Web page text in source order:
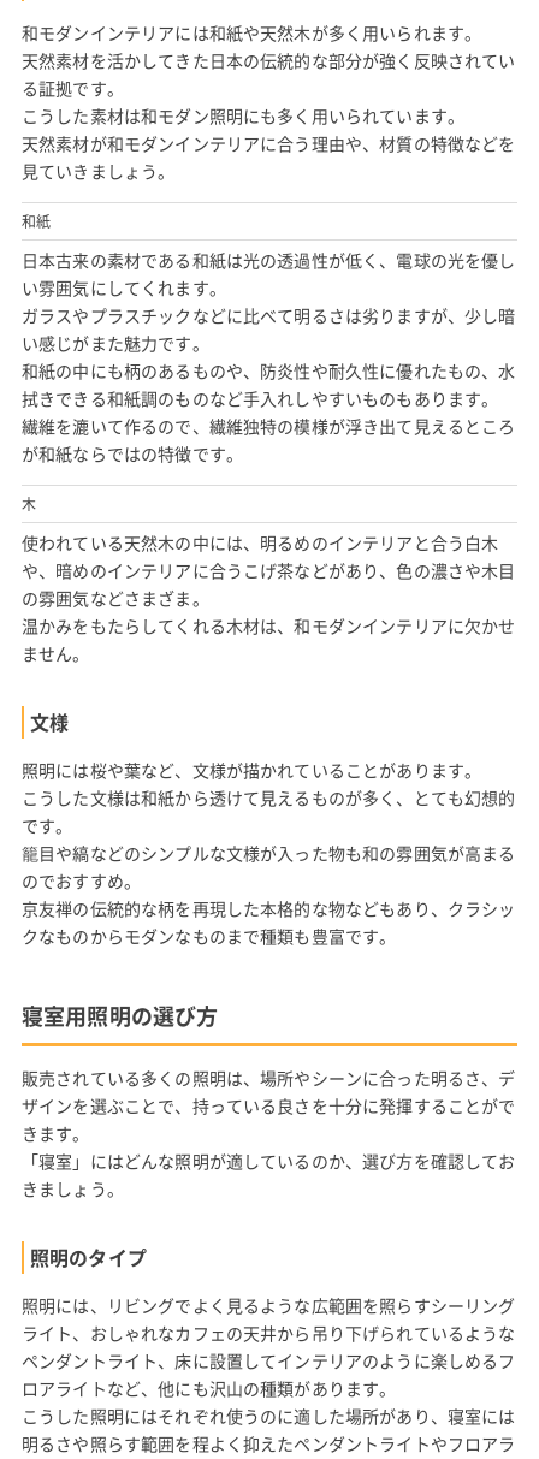
和モダンインテリアには和紙や天然木が多く用いられます。
天然素材を活かしてきた日本の伝統的な部分が強く反映されてい
る証拠です。
こうした素材は和モダン照明にも多く用いられています。
天然素材が和モダンインテリアに合う理由や、材質の特徴などを
見ていきましょう。
和紙
日本古来の素材である和紙は光の透過性が低く、電球の光を優し
い雰囲気にしてくれます。
ガラスやプラスチックなどに比べて明るさは劣りますが、少し暗
い感じがまた魅力です。
和紙の中にも柄のあるものや、防炎性や耐久性に優れたもの、水
拭きできる和紙調のものなど手入れしやすいものもあります。
繊維を漉いて作るので、繊維独特の模様が浮き出て見えるところ
が和紙ならではの特徴です。
木
使われている天然木の中には、明るめのインテリアと合う白木
や、暗めのインテリアに合うこげ茶などがあり、色の濃さや木目
の雰囲気などさまざま。
温かみをもたらしてくれる木材は、和モダンインテリアに欠かせ
ません。
文様
照明には桜や葉など、文様が描かれていることがあります。
こうした文様は和紙から透けて見えるものが多く、とても幻想的
です。
籠目や縞などのシンプルな文様が入った物も和の雰囲気が高まる
のでおすすめ。
京友禅の伝統的な柄を再現した本格的な物などもあり、クラシッ
クなものからモダンなものまで種類も豊富です。
寝室用照明の選び方
販売されている多くの照明は、場所やシーンに合った明るさ、デ
ザインを選ぶことで、持っている良さを十分に発揮することがで
きます。
「寝室」にはどんな照明が適しているのか、選び方を確認してお
きましょう。
照明のタイプ
照明には、リビングでよく見るような広範囲を照らすシーリング
ライト、おしゃれなカフェの天井から吊り下げられているような
ペンダントライト、床に設置してインテリアのように楽しめるフ
ロアライトなど、他にも沢山の種類があります。
こうした照明にはそれぞれ使うのに適した場所があり、寝室には
明るさや照らす範囲を程よく抑えたペンダントライトやフロアラ